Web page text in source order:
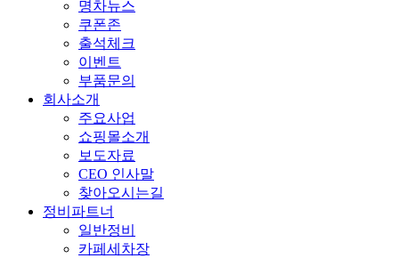
명차뉴스
쿠폰존
출석체크
이벤트
부품문의
회사소개
주요사업
쇼핑몰소개
보도자료
CEO 인사말
찾아오시는길
정비파트너
일반정비
카페세차장